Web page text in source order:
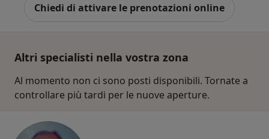
Chiedi di attivare le prenotazioni online
Altri specialisti nella vostra zona
Al momento non ci sono posti disponibili. Tornate a
controllare più tardi per le nuove aperture.